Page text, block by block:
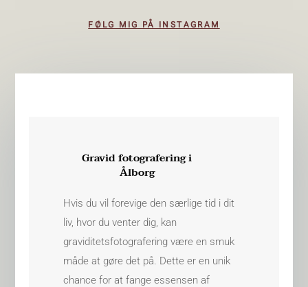
FØLG MIG PÅ INSTAGRAM
Gravid fotografering i
Ålborg
Hvis du vil forevige den særlige tid i dit
liv, hvor du venter dig, kan
graviditetsfotografering være en smuk
måde at gøre det på. Dette er en unik
chance for at fange essensen af